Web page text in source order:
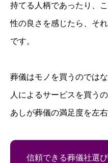
持てる人柄であったり、
性の良さを感じたら、そ
です。
葬儀はモノを買うのでは
人によるサービスを買う
あしが葬儀の満足度を左右
信頼できる葬儀社選